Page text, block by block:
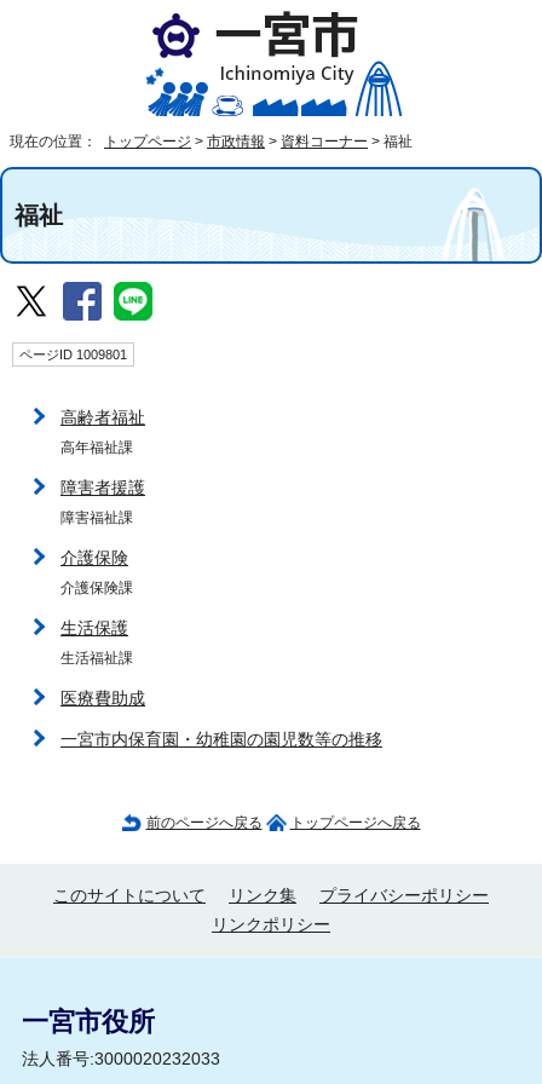
現在の位置： トップページ > 市政情報 > 資料コーナー > 福祉
福祉
ページID 1009801
高齢者福祉
高年福祉課
障害者援護
障害福祉課
介護保険
介護保険課
生活保護
生活福祉課
医療費助成
一宮市内保育園・幼稚園の園児数等の推移
前のページへ戻る トップページへ戻る
このサイトについて リンク集
プライバシーポリシー
リンクポリシー
一宮市役所
法人番号:3000020232033